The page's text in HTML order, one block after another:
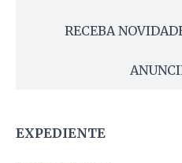
RECEBA
EXPEDIENTE